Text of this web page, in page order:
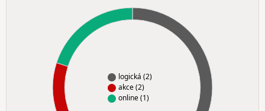
logická (2)
akce (2)
online (1)